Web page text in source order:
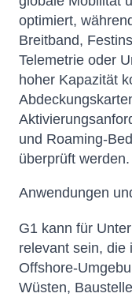
optimiert,
Breitband,
Telemetrie oder
hoher Kapazität
und Roaming-
überprüft werden.
Anwendungen
G1 kann für
relevant sein, die
Offshore-
Wüsten,